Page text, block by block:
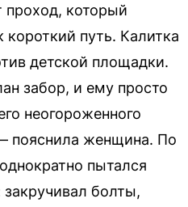
проход, который
путь. Калитка
детской площадки.
забор, и ему просто
неогороженного
пояснила женщина. По
пытался
болты,